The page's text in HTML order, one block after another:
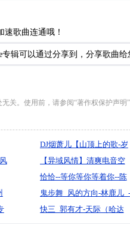
歌曲连通哦！
辑可以通过分享到，分享歌曲给
关。使用前，请参阅“著作权保护声明”
DJ烟萧儿【山顶上的歌-岁
月神偷-往后余生》火爆动
感精品串烧
【异域风情】清爽电音空
灵女声【放逐自由】（朔
州DJ阿星MIX
恰恰--等你等你等着你--陈
琪川制作
鬼步舞_风的方向-林鹿儿_-
无心制作
快三_郭有才-天际（哈达